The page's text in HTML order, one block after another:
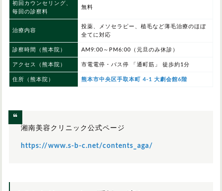
初回カウンセリング、
毎回の診察料
無料
治療内容
投薬、メソセラピー、植毛など薄毛治療のほぼ
全てに対応
診察時間（熊本院） AM9:00～PM6:00（元旦のみ休診）
アクセス（熊本院） 市電電停・バス停 「通町筋」 徒歩約1分
住所（熊本院） 熊本市中央区手取本町 4-1 大劇会館6階
湘南美容クリニック公式ページ
https://www.s-b-c.net/contents_aga/